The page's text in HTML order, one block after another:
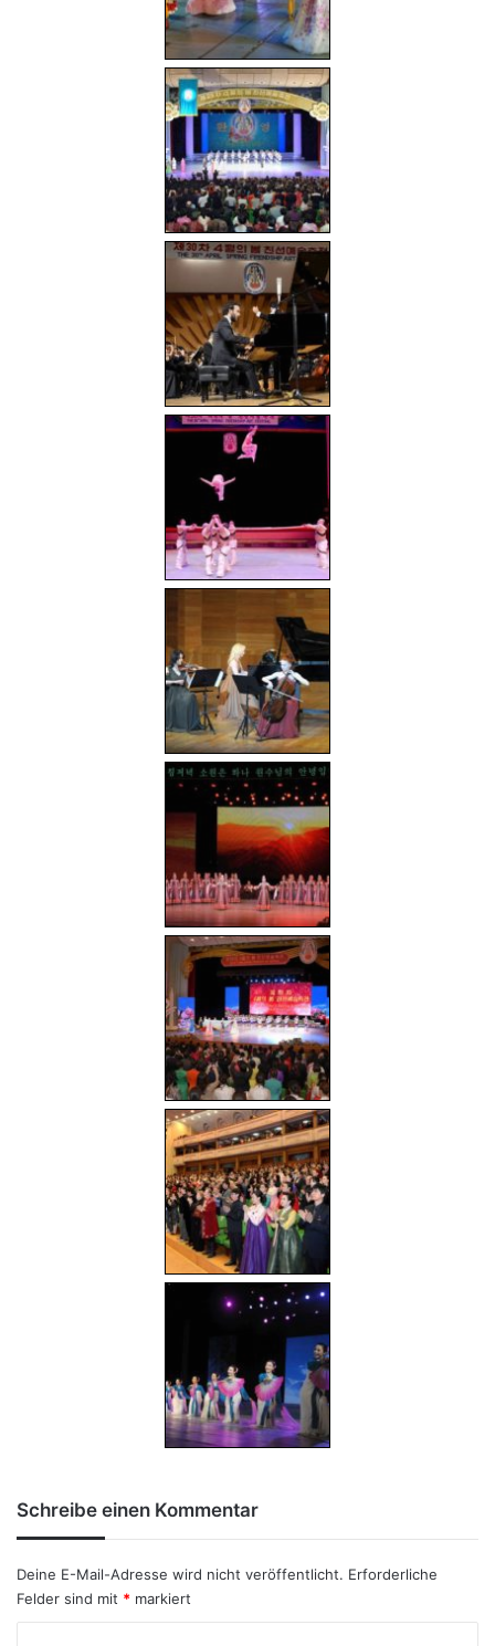
Schreibe einen Kommentar
Deine E-Mail-Adresse wird nicht veröffentlicht. Erforderliche
Felder sind mit * markiert